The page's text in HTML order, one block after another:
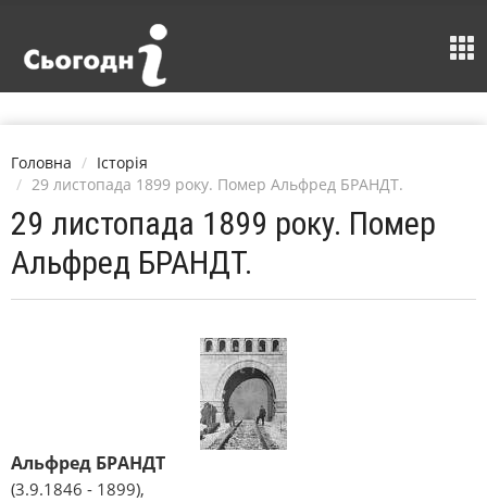
Головна
Історія
29 листопада 1899 року. Помер Альфред БРАНДТ.
29 листопада 1899 року. Помер
Альфред БРАНДТ.
Альфред БРАНДТ
(3.9.1846 - 1899),